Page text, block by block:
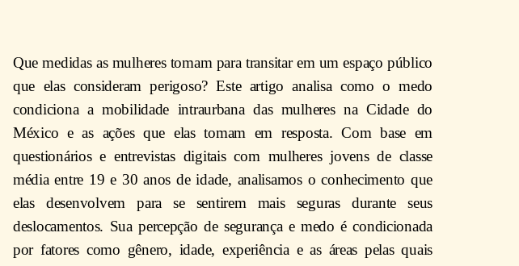
Que medidas as mulheres tomam para transitar em um espaço público
que elas consideram perigoso? Este artigo analisa como o medo
condiciona a mobilidade intraurbana das mulheres na Cidade do
México e as ações que elas tomam em resposta. Com base em
questionários e entrevistas digitais com mulheres jovens de classe
média entre 19 e 30 anos de idade, analisamos o conhecimento que
elas desenvolvem para se sentirem mais seguras durante seus
deslocamentos. Sua percepção de segurança e medo é condicionada
por fatores como gênero, idade, experiência e as áreas pelas quais